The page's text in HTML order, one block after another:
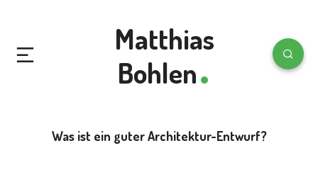
Matthias
Bohlen
Was ist ein guter Architektur-Entwurf?